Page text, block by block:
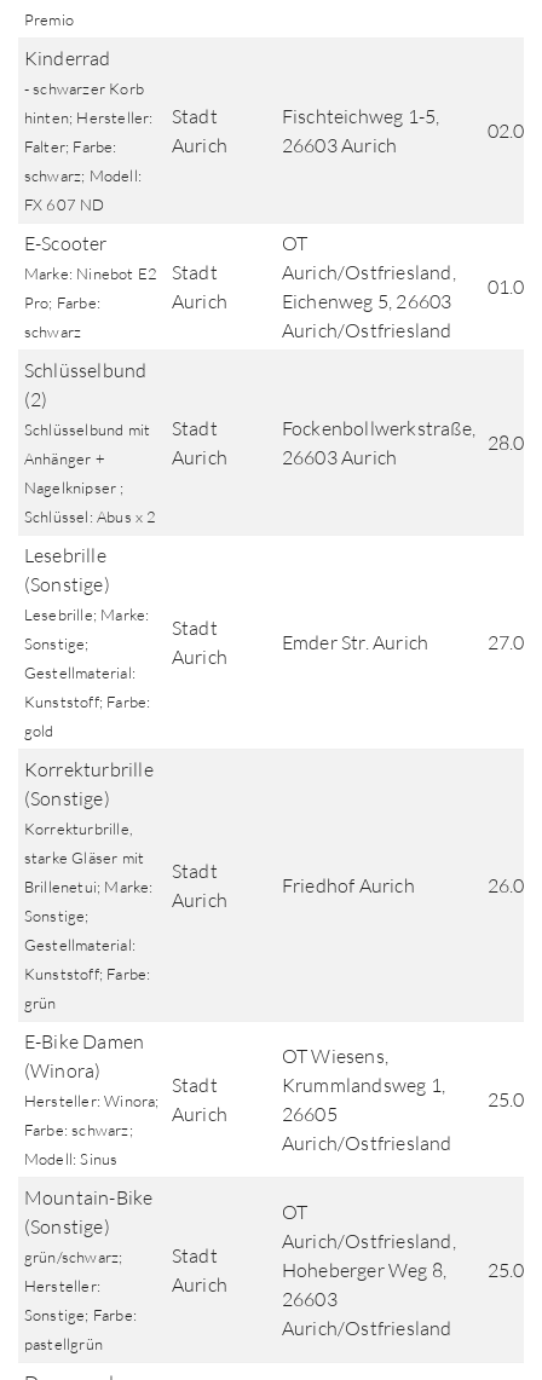
Premio
Kinderrad
- schwarzer Korb
hinten; Hersteller:
Falter; Farbe:
schwarz; Modell:
FX 607 ND
Stadt
Aurich
Fischteichweg 1-5,
26603 Aurich
E-Scooter
Marke: Ninebot E2
Pro; Farbe:
schwarz
Stadt
Aurich
OT
Aurich/Ostfriesland,
Eichenweg 5, 26603
Aurich/Ostfriesland
Schlüsselbund
(2)
Schlüsselbund mit
Anhänger +
Nagelknipser ;
Schlüssel: Abus x 2
Stadt
Aurich
Fockenbollwerkstraße,
26603 Aurich
Lesebrille
(Sonstige)
Lesebrille; Marke:
Sonstige;
Gestellmaterial:
Kunststoff; Farbe:
gold
Stadt
Aurich
Emder Str. Aurich
Korrekturbrille
(Sonstige)
Korrekturbrille,
starke Gläser mit
Brillenetui; Marke:
Sonstige;
Gestellmaterial:
Kunststoff; Farbe:
grün
Stadt
Aurich
Friedhof Aurich
E-Bike Damen
(Winora)
Hersteller: Winora;
Farbe: schwarz;
Modell: Sinus
Stadt
Aurich
OT Wiesens,
Krummlandsweg 1,
26605
Aurich/Ostfriesland
Mountain-Bike
(Sonstige)
grün/schwarz;
Hersteller:
Sonstige; Farbe:
pastellgrün
Stadt
Aurich
OT
Aurich/Ostfriesland,
Hoheberger Weg 8,
26603
Aurich/Ostfriesland